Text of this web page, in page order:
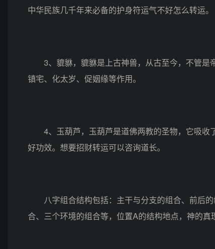
中华民族几千年来必备的护身符运气不好怎么转运。
3、貔貅，貔貅是上古神兽，从古至今，不管是
镇宅、化太岁、促姻缘等作用。
4、玉葫芦，玉葫芦是道佛两教的圣物，它吸收
好功效。想要招财转运可以咨询道长。
八字组合结构包括：主干与分支的组合、前后的
合、三个环境的组合等，位置A的结构地点，神的真